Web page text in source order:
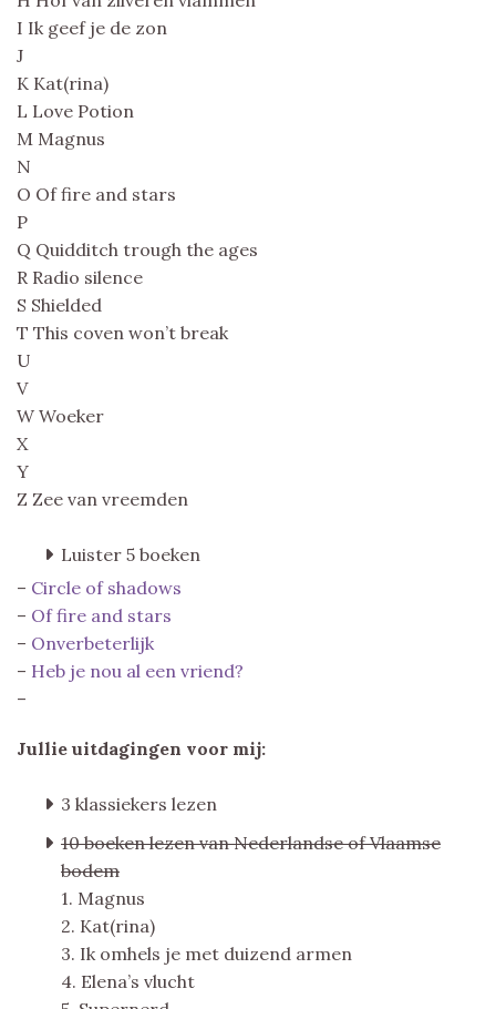
I Ik geef je de zon
J
K Kat(rina)
L Love Potion
M Magnus
N
O Of fire and stars
P
Q Quidditch trough the ages
R Radio silence
S Shielded
T This coven won’t break
U
V
W Woeker
X
Y
Z Zee van vreemden
Luister 5 boeken
– Circle of shadows
– Of fire and stars
– Onverbeterlijk
– Heb je nou al een vriend?
–
Jullie uitdagingen voor mij:
3 klassiekers lezen
10 boeken lezen van Nederlandse of Vlaamse
bodem
1. Magnus
2. Kat(rina)
3. Ik omhels je met duizend armen
4. Elena’s vlucht